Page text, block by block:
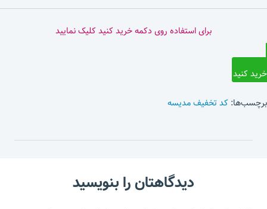
برای استفاده روی دکمه خرید کنید کلیک نمایید
خرید کنید
برچسب‌ها: کد تخفیف مدیسه
دیدگاهتان را بنویسید